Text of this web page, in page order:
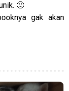
🙂
gak akan